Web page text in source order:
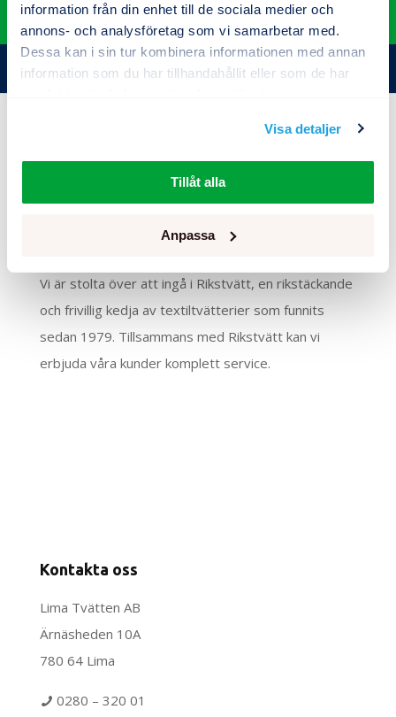
information från din enhet till de sociala medier och
annons- och analysföretag som vi samarbetar med.
Dessa kan i sin tur kombinera informationen med annan
information som du har tillhandahållit eller som de har
Visa detaljer
Tillåt alla
Anpassa
E-post
En del av Rikstvätt
Vi är stolta över att ingå i Rikstvätt, en rikstäckande
och frivillig kedja av textiltvätterier som funnits
sedan 1979. Tillsammans med Rikstvätt kan vi
erbjuda våra kunder komplett service.
Kontakta oss
Lima Tvätten AB
Ärnäsheden 10A
780 64 Lima
0280 – 320 01